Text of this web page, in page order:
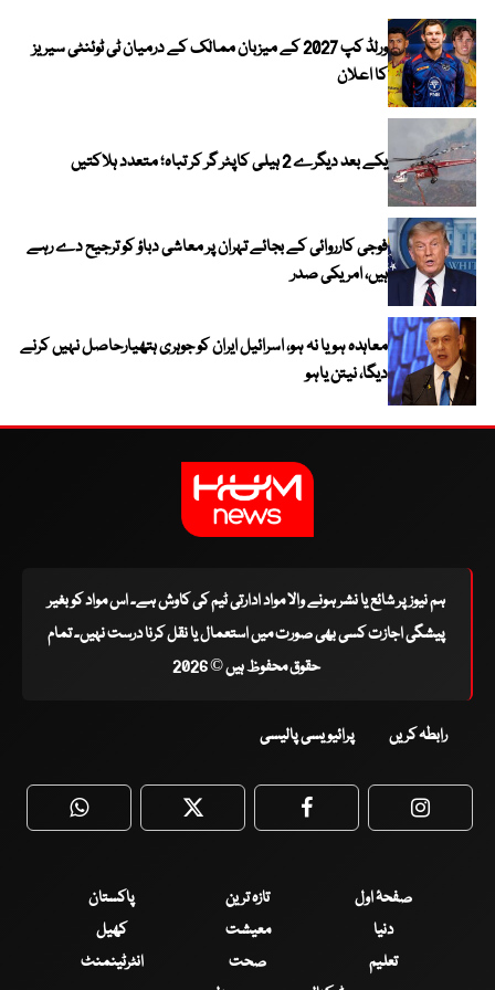
ورلڈ کپ 2027 کے میزبان ممالک کے درمیان ٹی ٹوئنٹی سیریز
کا اعلان
یکے بعد دیگرے 2 ہیلی کاپٹر گر کر تباہ؛ متعدد ہلاکتیں
فوجی کارروائی کے بجائے تہران پر معاشی دباؤ کو ترجیح دے رہے
ہیں، امریکی صدر
معاہدہ ہو یا نہ ہو، اسرائیل ایران کو جوہری ہتھیارحاصل نہیں کرنے
دیگا، نیتن یاہو
ہم نیوز پر شائع یا نشر ہونے والا مواد ادارتی ٹیم کی کاوش ہے۔ اس مواد کو بغیر
پیشگی اجازت کسی بھی صورت میں استعمال یا نقل کرنا درست نہیں۔ تمام
حقوق محفوظ ہیں © 2026
رابطہ کریں پرائیویسی پالیسی
WhatsApp Twitter Facebook
صفحۂ اول تازہ ترین
پاکستان
دنیا
معیشت
کھیل
تعلیم
صحت
انٹرٹینمنٹ